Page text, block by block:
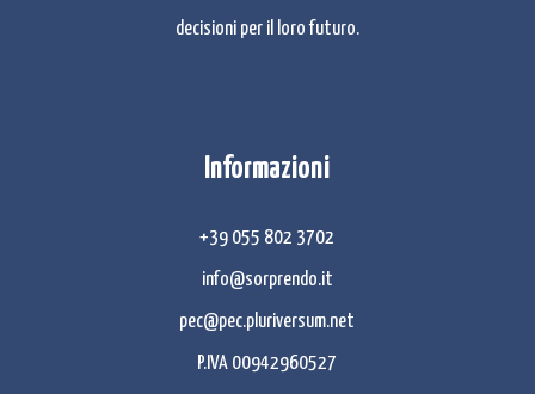
decisioni per il loro futuro.
Informazioni
+39 055 802 3702
info@sorprendo.it
pec@pec.pluriversum.net
P.IVA 00942960527